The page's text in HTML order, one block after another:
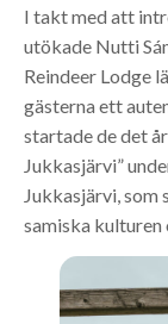
I takt med att
utökade Nutti
Reindeer Lodge
gästerna ett
startade de det
Jukkasjärvi”
Jukkasjärvi,
samiska kulturen